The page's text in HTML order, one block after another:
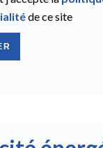
de ce site